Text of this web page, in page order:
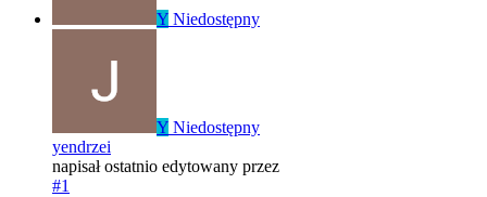
Y Niedostępny
Y Niedostępny
yendrzei
napisałostatnio edytowany przez
#1